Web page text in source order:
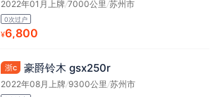
2022年01月上牌/7000公里 /苏州市
0次过户
¥6,800
浙c 豪爵铃木 gsx250r
2022年08月上牌/9300公里/苏州市